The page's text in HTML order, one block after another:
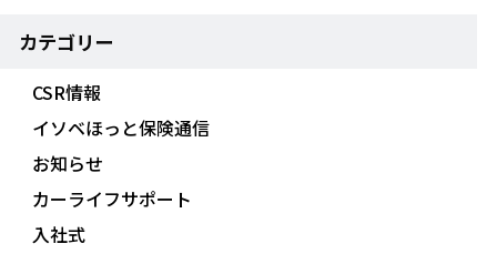
カテゴリー
CSR情報
イソベほっと保険通信
お知らせ
カーライフサポート
入社式